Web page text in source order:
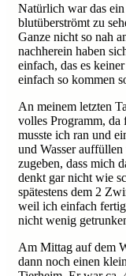
Natürlich war das
blutüberströmt zu
Ganze nicht so nah
nachherein haben
einfach, das es
einfach so kommen
An meinem letzten
volles Programm,
musste ich ran und
und Wasser
zugeben, dass mich
denkt gar nicht wie
spätestens dem 2
weil ich einfach
nicht wenig
Am Mittag auf dem
dann noch einen